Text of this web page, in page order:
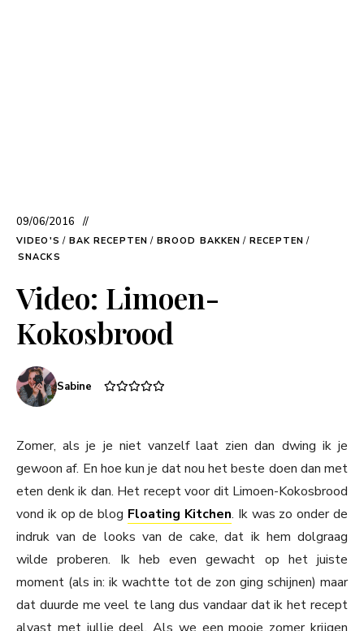
09/06/2016
VIDEO'S / BAK RECEPTEN / BROOD BAKKEN / RECEPTEN /
SNACKS
Video: Limoen-
Kokosbrood
Sabine
Zomer, als je je niet vanzelf laat zien dan dwing ik je
gewoon af. En hoe kun je dat nou het beste doen dan met
eten denk ik dan. Het recept voor dit Limoen-Kokosbrood
vond ik op de blog Floating Kitchen. Ik was zo onder de
indruk van de looks van de cake, dat ik hem dolgraag
wilde proberen. Ik heb even gewacht op het juiste
moment (als in: ik wachtte tot de zon ging schijnen) maar
dat duurde me veel te lang dus vandaar dat ik het recept